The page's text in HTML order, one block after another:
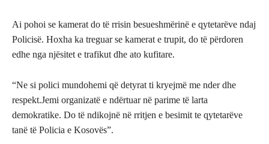
Ai pohoi se kamerat do të rrisin besueshmërinë e qytetarëve ndaj
Policisë. Hoxha ka treguar se kamerat e trupit, do të përdoren
edhe nga njësitet e trafikut dhe ato kufitare.
“Ne si polici mundohemi që detyrat ti kryejmë me nder dhe
respekt.Jemi organizatë e ndërtuar në parime të larta
demokratike. Do të ndikojnë në rritjen e besimit te qytetarëve
tanë të Policia e Kosovës”.